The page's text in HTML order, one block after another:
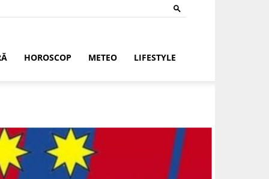
HOROSCOP METEO LIFESTYLE